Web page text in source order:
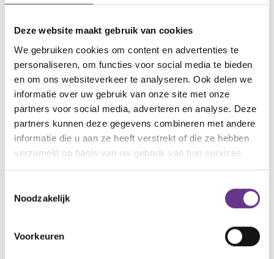
Deze website maakt gebruik van cookies
We gebruiken cookies om content en advertenties te
personaliseren, om functies voor social media te bieden
en om ons websiteverkeer te analyseren. Ook delen we
informatie over uw gebruik van onze site met onze
partners voor social media, adverteren en analyse. Deze
partners kunnen deze gegevens combineren met andere
informatie die u aan ze heeft verstrekt of die ze hebben
verzameld op basis van uw gebruik van hun services.
Noodzakelijk
Voorkeuren
Reacties
Alle reacties lezen?
Log inen lees reacties van anderen. Stel vragen
aan de redactie, geef likes en praat mee over de